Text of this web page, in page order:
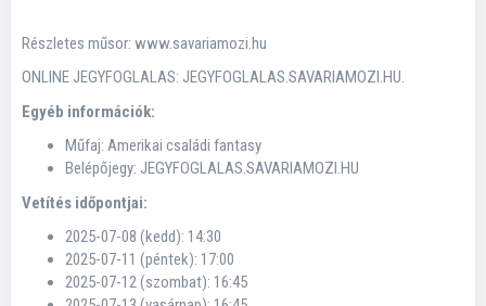
Részletes műsor: www.savariamozi.hu
ONLINE JEGYFOGLALAS: JEGYFOGLALAS.SAVARIAMOZI.HU.
Egyéb információk:
Műfaj: Amerikai családi fantasy
Belépőjegy: JEGYFOGLALAS.SAVARIAMOZI.HU
Vetítés időpontjai:
2025-07-08 (kedd): 14:30
2025-07-11 (péntek): 17:00
2025-07-12 (szombat): 16:45